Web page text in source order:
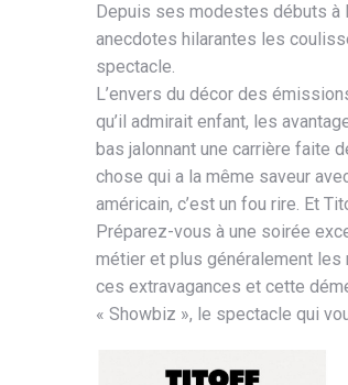
Depuis ses modestes débuts à
anecdotes hilarantes les
spectacle.
L’envers du décor des
qu’il admirait enfant, les
bas jalonnant une carrière faite
chose qui a la même saveur
américain, c’est un fou rire. Et
Préparez-vous à une soirée
métier et plus généralement les
ces extravagances et cette
« Showbiz », le spectacle qui